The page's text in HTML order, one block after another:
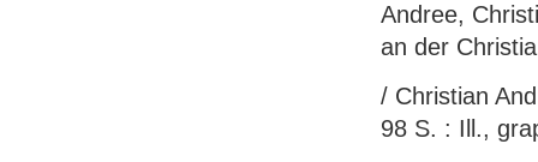
Andree,
an der
/ Christian
98 S. : Ill.,